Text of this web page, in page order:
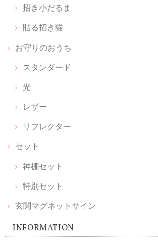
招き小だるま
貼る招き猫
お守りのおうち
スタンダード
光
レザー
リフレクター
セット
神棚セット
特別セット
玄関マグネットサイン
INFORMATION